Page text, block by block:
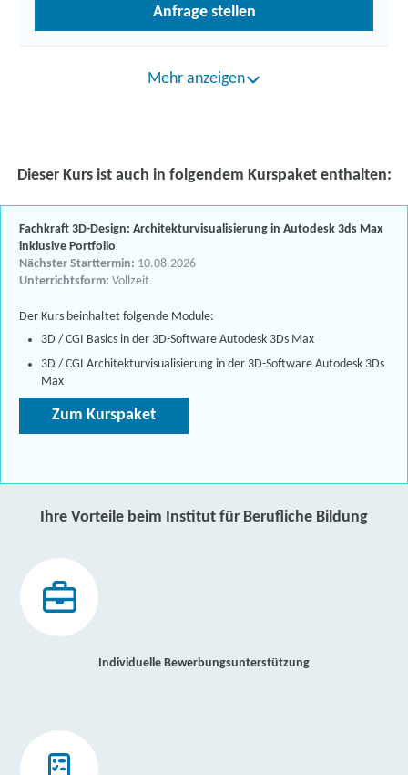
Anfrage stellen
Mehr anzeigen
Dieser Kurs ist auch in folgendem Kurspaket enthalten:
Fachkraft 3D-Design: Architekturvisualisierung in Autodesk 3ds Max
inklusive Portfolio
Nächster Starttermin: 10.08.2026
Unterrichtsform: Vollzeit
Der Kurs beinhaltet folgende Module:
3D / CGI Basics in der 3D-Software Autodesk 3Ds Max
3D / CGI Architekturvisualisierung in der 3D-Software Autodesk 3Ds
Max
Zum Kurspaket
Ihre Vorteile beim Institut für Berufliche Bildung
Individuelle Bewerbungsunterstützung